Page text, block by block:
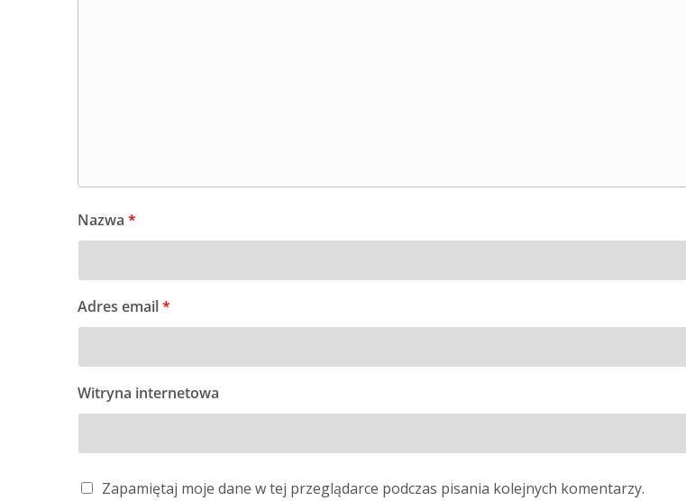
Nazwa *
Adres email*
Witryna internetowa
Zapamiętaj moje dane w tej przeglądarce podczas pisania kolejnych komentarzy.